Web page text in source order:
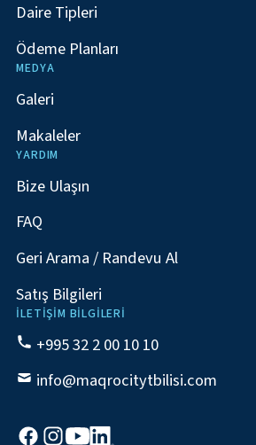
Daire Tipleri
Ödeme Planları
MEDYA
Galeri
Makaleler
YARDIM
Bize Ulaşın
FAQ
Geri Arama / Randevu Al
Satış Bilgileri
İLETIŞIM BILGILERI
+995 32 2 00 10 10
info@maqrocitytbilisi.com